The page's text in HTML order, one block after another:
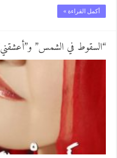
أكمل القراءة »
“السقوط في الشمس”